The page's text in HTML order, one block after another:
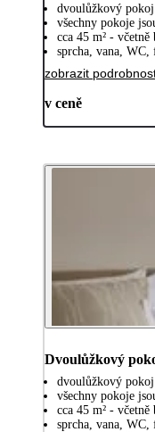
dvoulůžkový
všechny pokoje
cca 45 m² - včetně
sprcha, vana, WC,
zobrazit
v ceně
Dvoulůžkový
dvoulůžkový
všechny pokoje
cca 45 m² - včetně
sprcha, vana, WC,